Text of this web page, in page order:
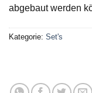
abgebaut werden
Kategorie: Set's